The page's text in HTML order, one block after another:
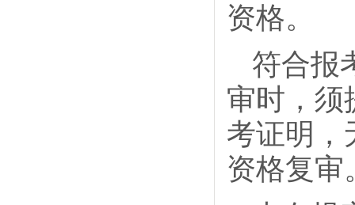
资格。
符合报
审时，须
考证明，
资格复审